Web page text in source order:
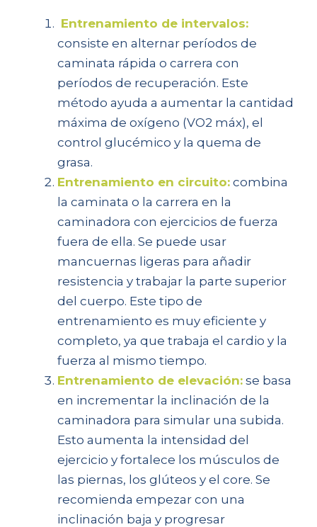
Entrenamiento de intervalos:
consiste en alternar períodos de
caminata rápida o carrera con
períodos de recuperación. Este
método ayuda a aumentar la cantidad
máxima de oxígeno (VO2 máx), el
control glucémico y la quema de
grasa.
Entrenamiento en circuito: combina
la caminata o la carrera en la
caminadora con ejercicios de fuerza
fuera de ella. Se puede usar
mancuernas ligeras para añadir
resistencia y trabajar la parte superior
del cuerpo. Este tipo de
entrenamiento es muy eficiente y
completo, ya que trabaja el cardio y la
fuerza al mismo tiempo.
Entrenamiento de elevación: se basa
en incrementar la inclinación de la
caminadora para simular una subida.
Esto aumenta la intensidad del
ejercicio y fortalece los músculos de
las piernas, los glúteos y el core. Se
recomienda empezar con una
inclinación baja y progresar